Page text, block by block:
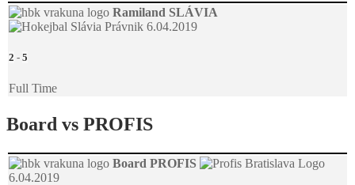
Ramiland SLÁVIA
6.04.2019
2 - 5
Full Time
Board vs PROFIS
Board PROFIS
6.04.2019